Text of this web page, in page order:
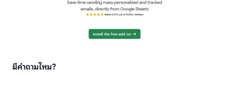
มีคำถามไหม?